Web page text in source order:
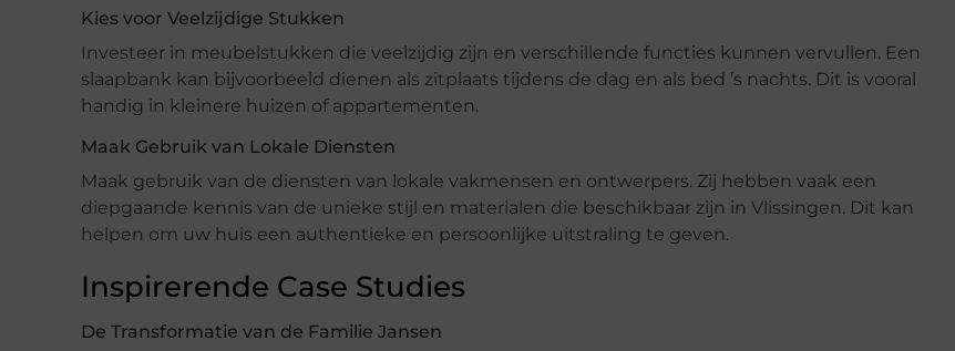
Kies voor Veelzijdige Stukken
Investeer in meubelstukken die veelzijdig zijn en verschillende functies kunnen vervullen. Een
slaapbank kan bijvoorbeeld dienen als zitplaats tijdens de dag en als bed ’s nachts. Dit is vooral
handig in kleinere huizen of appartementen.
Maak Gebruik van Lokale Diensten
Maak gebruik van de diensten van lokale vakmensen en ontwerpers. Zij hebben vaak een
diepgaande kennis van de unieke stijl en materialen die beschikbaar zijn in Vlissingen. Dit kan
helpen om uw huis een authentieke en persoonlijke uitstraling te geven.
Inspirerende Case Studies
De Transformatie van de Familie Jansen